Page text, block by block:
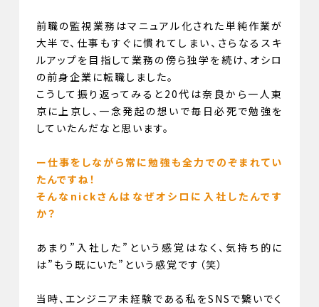
前職の監視業務はマニュアル化された単純作業が
大半で、仕事もすぐに慣れてしまい、さらなるスキ
ルアップを目指して業務の傍ら独学を続け、オシロ
の前身企業に転職しました。
こうして振り返ってみると20代は奈良から一人東
京に上京し、一念発起の想いで毎日必死で勉強を
していたんだなと思います。
ー仕事をしながら常に勉強も全力でのぞまれてい
たんですね！
そんなnickさんはなぜオシロに入社したんです
か？
あまり”入社した”という感覚はなく、気持ち的に
は”もう既にいた”という感覚です（笑）
当時、エンジニア未経験である私をSNSで繋いでく